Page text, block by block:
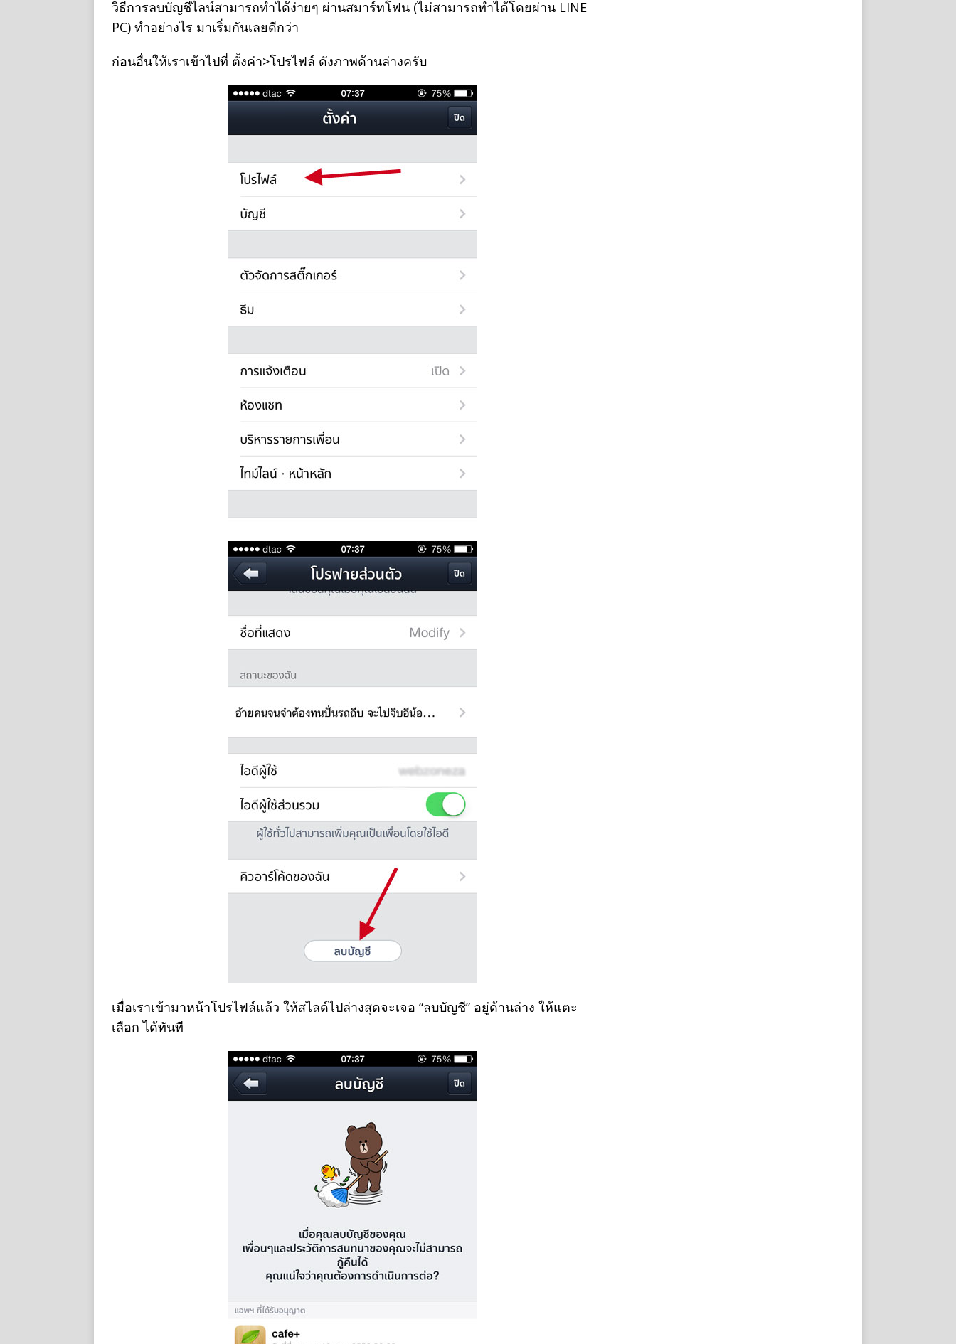
วิธีการลบบัญชีไลน์สามารถทำได้ง่ายๆ ผ่านสมาร์ทโฟน (ไม่สามารถทำได้โดยผ่าน LINE
PC) ทำอย่างไร มาเริ่มกันเลยดีกว่า
ก่อนอื่นให้เราเข้าไปที่ ตั้งค่า>โปรไฟล์ ดังภาพด้านล่างครับ
เมื่อเราเข้ามาหน้าโปรไฟล์แล้ว ให้สไลด์ไปล่างสุดจะเจอ “ลบบัญชี” อยู่ด้านล่าง ให้แตะ
เลือก ได้ทันที